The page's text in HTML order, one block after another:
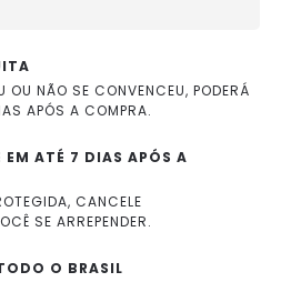
OU NÃO SE CONVENCEU, PODERÁ
APÓS A COMPRA.
EM ATÉ 7 DIAS APÓS A
CANCELE
SE ARREPENDER.
O BRASIL